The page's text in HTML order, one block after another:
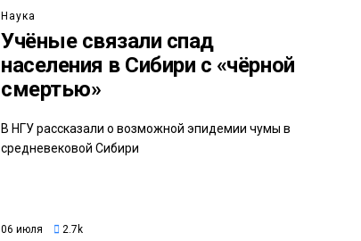
Наука
Учёные связали спад
населения в Сибири с «чёрной
смертью»
В НГУ рассказали о возможной эпидемии чумы в
средневековой Сибири
06 июля 2.7k